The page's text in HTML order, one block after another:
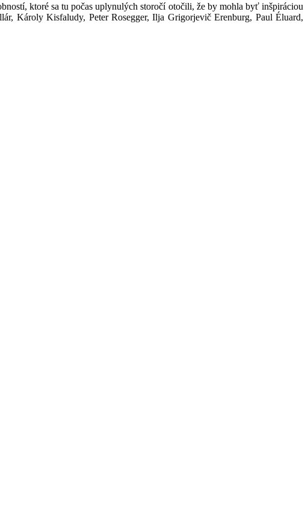
ktoré sa tu počas uplynulých storočí otočili, že by mohla byť inšpiráciou
Károly Kisfaludy, Peter Rosegger, Ilja GrigorjevičErenburg, Paul Éluard,